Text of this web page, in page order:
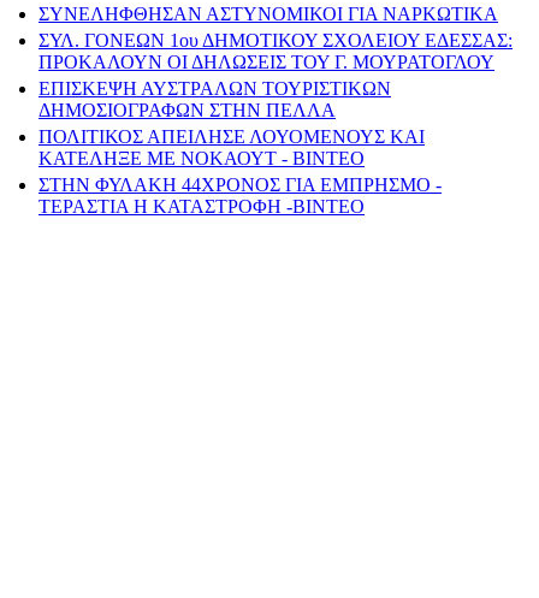
ΣΥΝΕΛΗΦΘΗΣΑΝ ΑΣΤΥΝΟΜΙΚΟΙ ΓΙΑ ΝΑΡΚΩΤΙΚΑ
ΣΥΛ. ΓΟΝΕΩΝ 1ου ΔΗΜΟΤΙΚΟΥ ΣΧΟΛΕΙΟΥ ΕΔΕΣΣΑΣ:
ΠΡΟΚΑΛΟΥΝ ΟΙ ΔΗΛΩΣΕΙΣ ΤΟΥ Γ. ΜΟΥΡΑΤΟΓΛΟΥ
ΕΠΙΣΚΕΨΗ ΑΥΣΤΡΑΛΩΝ ΤΟΥΡΙΣΤΙΚΩΝ
ΔΗΜΟΣΙΟΓΡΑΦΩΝ ΣΤΗΝ ΠΕΛΛΑ
ΠΟΛΙΤΙΚΟΣ ΑΠΕΙΛΗΣΕ ΛΟΥΟΜΕΝΟΥΣ ΚΑΙ
ΚΑΤΕΛΗΞΕ ΜΕ ΝΟΚΑΟΥΤ - ΒΙΝΤΕΟ
ΣΤΗΝ ΦΥΛΑΚΗ 44ΧΡΟΝΟΣ ΓΙΑ ΕΜΠΡΗΣΜΟ -
ΤΕΡΑΣΤΙΑ Η ΚΑΤΑΣΤΡΟΦΗ -ΒΙΝΤΕΟ